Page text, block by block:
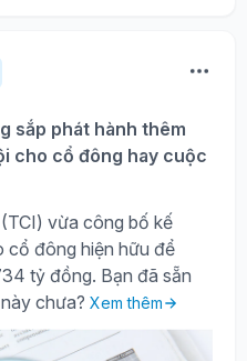
sắp phát hành thêm
cho cổ đông hay cuộc
vừa công bố kế
cổ đông hiện hữu để
tỷ đồng. Bạn đã sẵn
chưa? Xem thêm